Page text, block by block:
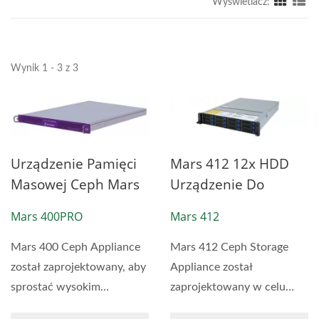
Wyświetlacz:
Wynik 1 - 3 z 3
Urządzenie Pamięci
Masowej Ceph Mars
Mars 400PRO
Mars 400 Ceph Appliance
został zaprojektowany, aby
sprostać wysokim
Mars 412 12x HDD
Urządzenie Do
Ceph
Mars 412
Mars 412 Ceph Storage
Appliance został
zaprojektowany w celu